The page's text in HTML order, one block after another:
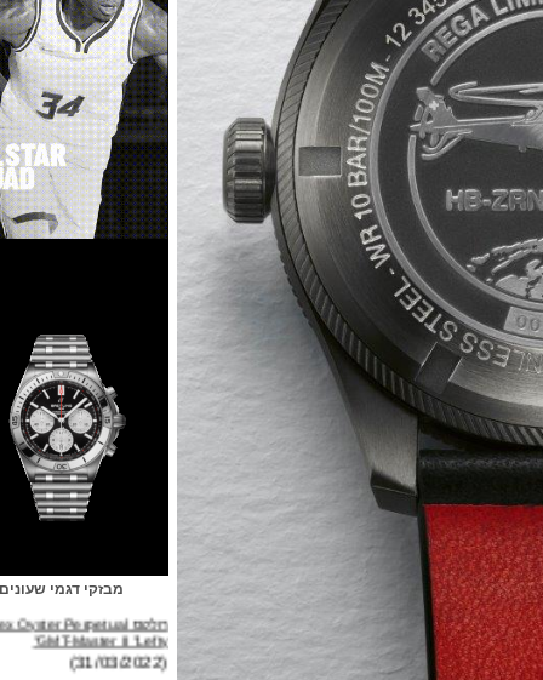
מבזקי דגמי שעונים
רולקס Rolex Oyster Perpetual
GMT-Master II "Lefty"
ברייטלינג Breitling Avenger B01